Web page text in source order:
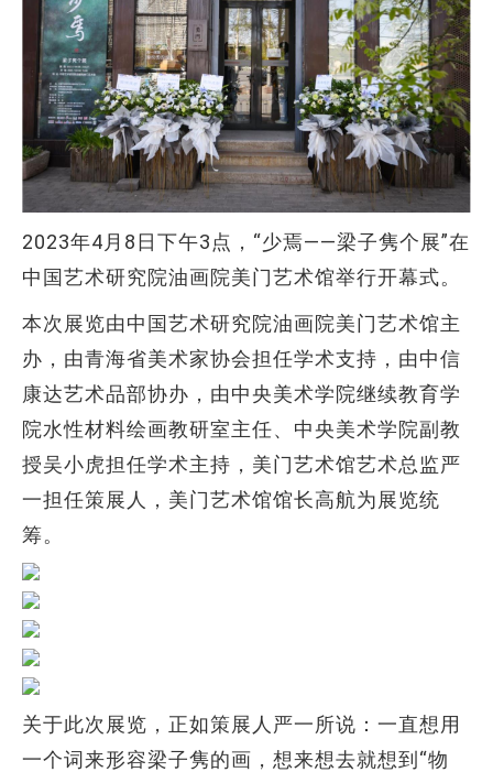
2023年4月8日下午3点，“少焉——梁子隽个展”在
中国艺术研究院油画院美门艺术馆举行开幕式。
本次展览由中国艺术研究院油画院美门艺术馆主
办，由青海省美术家协会担任学术支持，由中信
康达艺术品部协办，由中央美术学院继续教育学
院水性材料绘画教研室主任、中央美术学院副教
授吴小虎担任学术主持，美门艺术馆艺术总监严
一担任策展人，美门艺术馆馆长高航为展览统
筹。
关于此次展览，正如策展人严一所说：一直想用
一个词来形容梁子隽的画，想来想去就想到“物